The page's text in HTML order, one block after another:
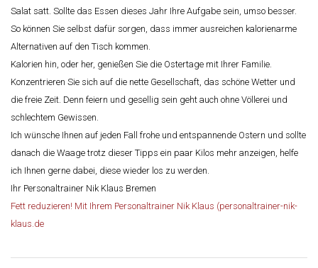
Salat satt. Sollte das Essen dieses Jahr Ihre Aufgabe sein, umso besser.
So können Sie selbst dafür sorgen, dass immer ausreichen kalorienarme
Alternativen auf den Tisch kommen.
Kalorien hin, oder her, genießen Sie die Ostertage mit Ihrer Familie.
Konzentrieren Sie sich auf die nette Gesellschaft, das schöne Wetter und
die freie Zeit. Denn feiern und gesellig sein geht auch ohne Völlerei und
schlechtem Gewissen.
Ich wünsche Ihnen auf jeden Fall frohe und entspannende Ostern und sollte
danach die Waage trotz dieser Tipps ein paar Kilos mehr anzeigen, helfe
ich Ihnen gerne dabei, diese wieder los zu werden.
Ihr Personaltrainer Nik Klaus Bremen
Fett reduzieren! Mit Ihrem Personaltrainer Nik Klaus (personaltrainer-nik-
klaus.de